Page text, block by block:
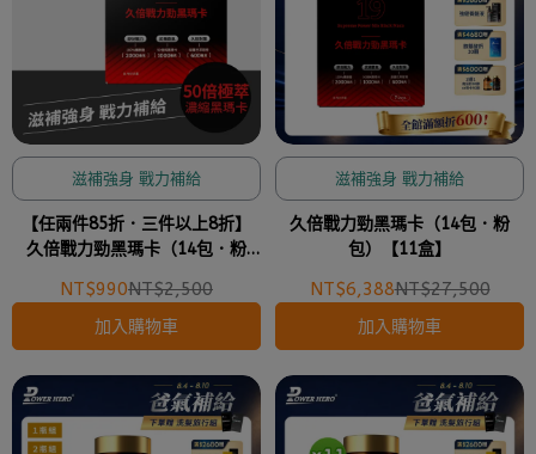
滋補強身 戰力補給
【任兩件85折．三件以上8折】
久倍戰力勁黑瑪卡（14包．粉
NT$990NT$2,500
加入購物車
滋補強身 戰力補給
久倍戰力勁黑瑪卡（14包．粉
包）【11盒】
NT$6,388NT$27,500
加入購物車